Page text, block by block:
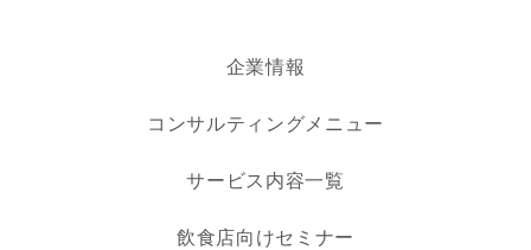
企業情報
コンサルティングメニュー
サービス内容一覧
飲食店向けセミナー